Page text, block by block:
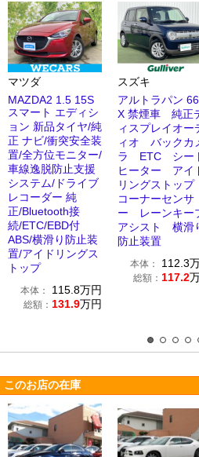
マツダ
MAZDA2 1.5 15S
スマート エディシ
ョン 新品タイヤ/純
正 ナビ/衝突安全装
置/全方位モニター/
車線逸脱防止支援
システム/ドライブ
レコーダー 純
正/Bluetooth接
続/ETC/EBD付
ABS/横滑り防止装
置/アイドリングス
トップ
本体： 115.8万円
総額： 131.9万円
スズキ
アルトラパン
X 禁煙車 純正
ィスプレイオー
ィオ バックカ
ラ ETC シー
ヒーター アイ
リングストップ
コーナーセンサ
ー レーンキー
アシスト 横滑
防止装置
本体： 112.3
総額： 117.2
このお店の在庫